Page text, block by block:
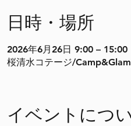
日時・場所
2026年6月26日 9:00 – 15:00
桜清水コテージ/
イベントにつ